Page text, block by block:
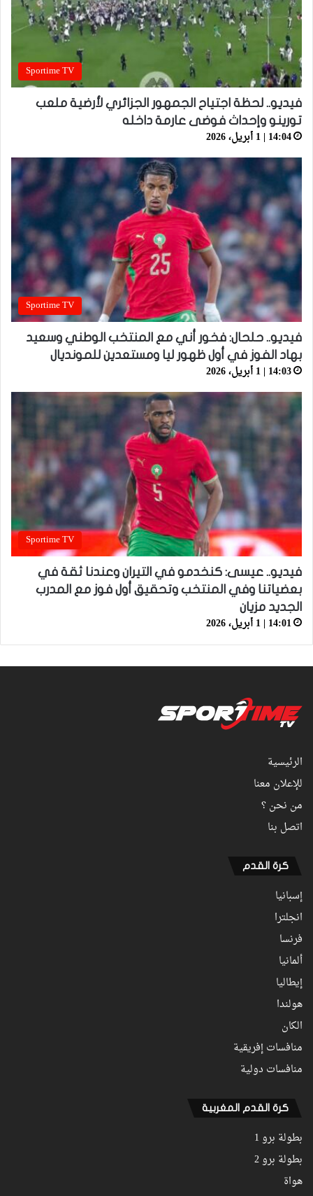
Sportime TV
فيديو.. لحظة اجتياح الجمهور الجزائري لأرضية ملعب
تورينو وإحداث فوضى عارمة داخله
14:04 | 1 أبريل، 2026
Sportime TV
فيديو.. حلحال: فخور أني مع المنتخب الوطني وسعيد
بهاد الفوز في أول ظهور ليا ومستعدين للمونديال
14:03 | 1 أبريل، 2026
Sportime TV
فيديو.. عيسى: كنخدمو في التيران وعندنا ثقة في
بعضياتنا وفي المنتخب وتحقيق أول فوز مع المدرب
الجديد مزيان
14:01 | 1 أبريل، 2026
الرئيسية
للإعلان معنا
من نحن ؟
اتصل بنا
كرة القدم
إسبانيا
انجلترا
فرنسا
ألمانيا
إيطاليا
هولندا
الكان
منافسات إفريقية
منافسات دولية
كرة القدم المغربية
بطولة برو 1
بطولة برو 2
هواة